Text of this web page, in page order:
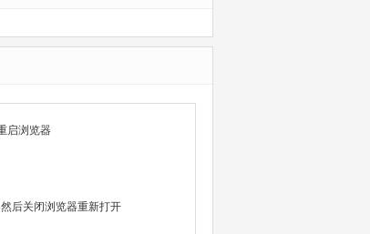
启浏览器
后关闭浏览器重新打开